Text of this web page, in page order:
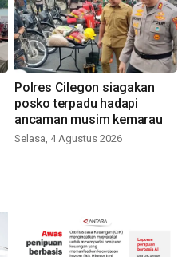
Polres Cilegon siagakan
posko terpadu hadapi
ancaman musim kemarau
Selasa, 4 Agustus 2026